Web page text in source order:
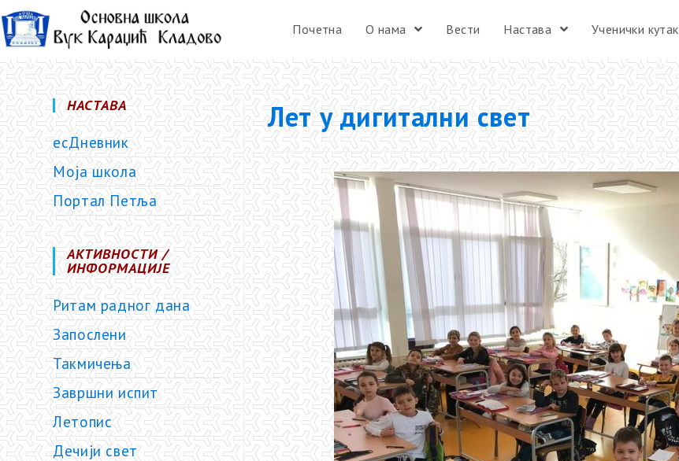
Почетна О нама Вести Настава Ученички кутак
Лет у дигитални свет
НАСТАВА
есДневник
Моја школа
Портал Петља
АКТИВНОСТИ /
ИНФОРМАЦИЈЕ
Ритам радног дана
Запослени
Такмичења
Завршни испит
Летопис
Дечији свет